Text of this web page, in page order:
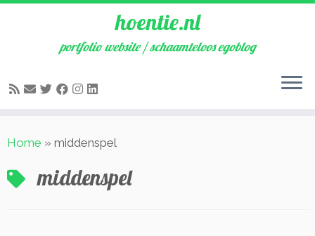
naar
hoentie.nl
portfolio website / schaamteloos egoblog
Home » middenspel
middenspel